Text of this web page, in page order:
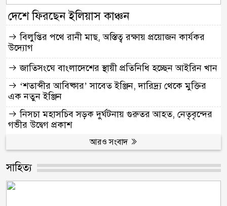
দেশে ফিরছেন ইলিয়াস কাঞ্চন
বিলুপ্তির পথে রানী মাছ, অস্তিত্ব রক্ষায় প্রয়োজন কার্যকর
উদ্যোগ
জাতিসংঘে বাংলাদেশের স্থায়ী প্রতিনিধি হচ্ছেন আইরিন খান
‘শতাব্দীর আবিষ্কার’ সাবেত ইঞ্জিন, দারিদ্র্য থেকে মুক্তির
এক নতুন ইঞ্জিন
নিসচা মহাসচিব সড়ক দুর্ঘটনায় গুরুতর আহত, নেতৃবৃন্দের
গভীর উদ্বেগ প্রকাশ
আরও সংবাদ
সাহিত‍্য